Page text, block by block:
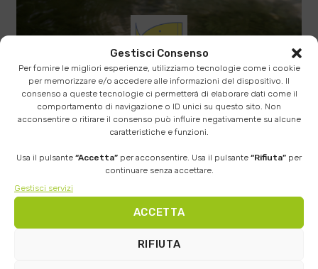
Gestisci Consenso
Per fornire le migliori esperienze, utilizziamo tecnologie come i cookie
per memorizzare e/o accedere alle informazioni del dispositivo. Il
consenso a queste tecnologie ci permetterà di elaborare dati come il
comportamento di navigazione o ID unici su questo sito. Non
acconsentire o ritirare il consenso può influire negativamente su alcune
caratteristiche e funzioni.
Usa il pulsante “Accetta” per acconsentire. Usa il pulsante “Rifiuta” per
continuare senza accettare.
Gestisci servizi
ACCETTA
RIFIUTA
GESTIONE FAUNA ITTICA
Tecnologie per la gestione della fauna ittica
VEDI TUTTO